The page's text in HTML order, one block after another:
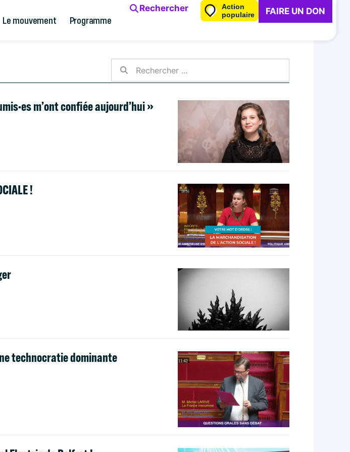
Le mouvement Programme
Rechercher
Action
populaire
FAIRE UN DON
m’ont confiée aujourd’hui »
!
technocratie dominante